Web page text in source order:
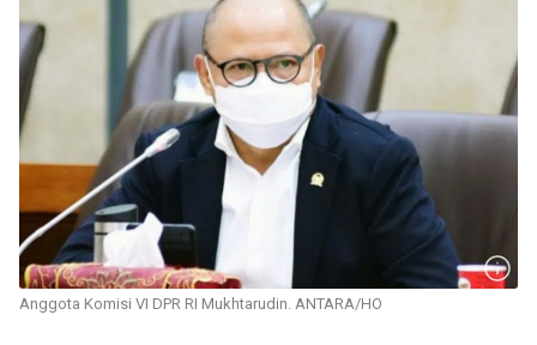
Anggota Komisi VI DPR RI Mukhtarudin. ANTARA/HO